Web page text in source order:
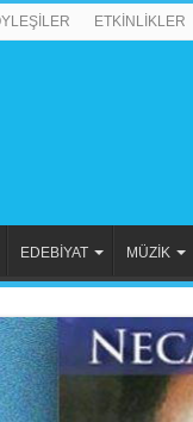
ETKİNLİKLER
EDEBİYAT MÜZİK